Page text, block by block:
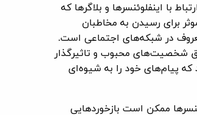
با اینفلوئنسرها و بلاگرها که
برای رسیدن به مخاطبان
در شبکه‌های اجتماعی است.
شخصیت‌های محبوب و تاثیرگذار
که پیام‌های خود را به شیوه‌ای
ممکن است بازخوردهایی